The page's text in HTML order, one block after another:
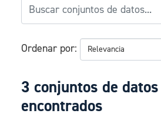
Ordenar por
3 conjuntos de datos
encontrados